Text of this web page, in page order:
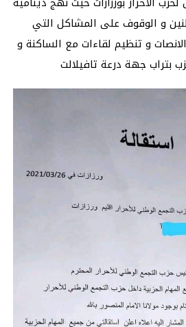
و الوقوف على المشاكل التي
و تنظيم لقاءات مع الساكنة و
بتراب جهة درعة تافيلالت